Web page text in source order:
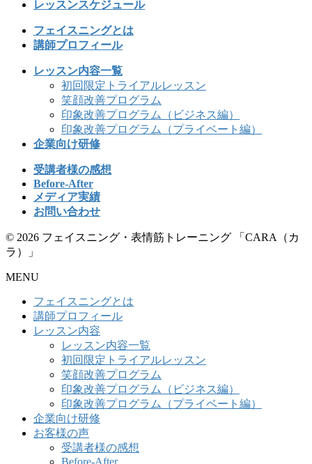
レッスンスケジュール
フェイスニングとは
講師プロフィール
レッスン内容一覧
初回限定トライアルレッスン
笑顔改善プログラム
印象改善プログラム（ビジネス編）
印象改善プログラム（プライベート編）
企業向け研修
受講者様の感想
Before-After
メディア実績
お問い合わせ
© 2026 フェイスニング・表情筋トレーニング 「CARA（カ
ラ）」
MENU
フェイスニングとは
講師プロフィール
レッスン内容
レッスン内容一覧
初回限定トライアルレッスン
笑顔改善プログラム
印象改善プログラム（ビジネス編）
印象改善プログラム（プライベート編）
企業向け研修
お客様の声
受講者様の感想
Before-After